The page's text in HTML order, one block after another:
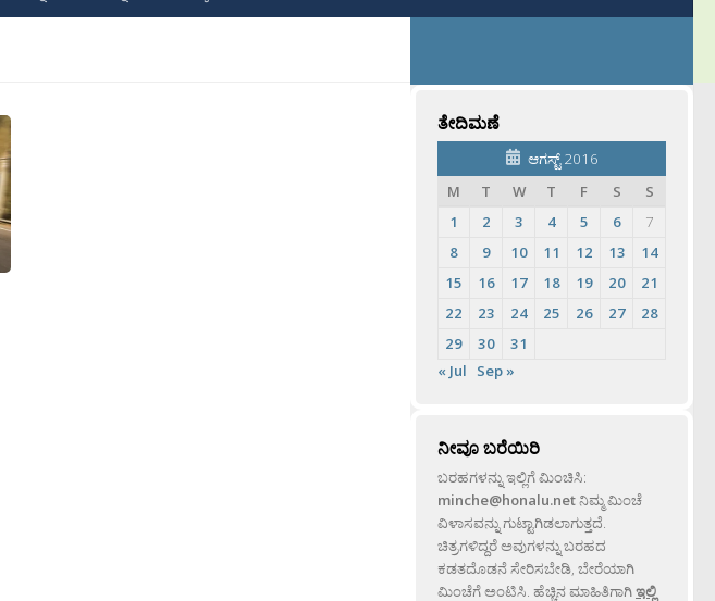
ತೇದಿಮಣೆ
ಆಗಸ್ಟ್ 2016
M
T W T F S
S
1
2 3 4 5 6
7
8
9 10 11 12 13
14
15
16 17 18 19 20
21
22
23 24 25 26 27
28
29
30
31
« Jul
Sep »
ನೀವೂ ಬರೆಯಿರಿ
ಬರಹಗಳನ್ನು ಇಲ್ಲಿಗೆ ಮಿಂಚಿಸಿ:
minche@honalu.netನಿಮ್ಮ ಮಿಂಚೆ
ವಿಳಾಸವನ್ನು ಗುಟ್ಟಾಗಿಡಲಾಗುತ್ತದೆ.
ಚಿತ್ರಗಳಿದ್ದರೆ ಅವುಗಳನ್ನು ಬರಹದ
ಕಡತದೊಡನೆ ಸೇರಿಸಬೇಡಿ, ಬೇರೆಯಾಗಿ
ಮಿಂಚೆಗೆ ಅಂಟಿಸಿ. ಹೆಚ್ಚಿನ ಮಾಹಿತಿಗಾಗಿಇಲ್ಲಿ